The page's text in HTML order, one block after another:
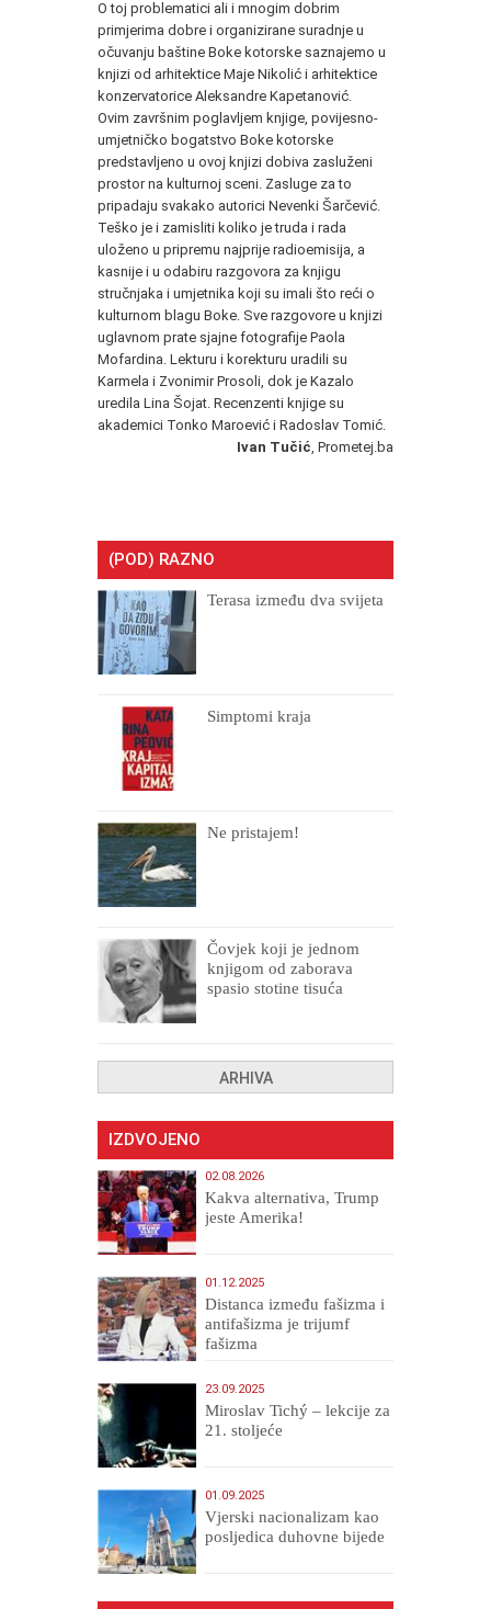
O toj problematici ali i mnogim dobrim
primjerima dobre i organizirane suradnje u
očuvanju baštine Boke kotorske saznajemo u
knjizi od arhitektice Maje Nikolić i arhitektice
konzervatorice Aleksandre Kapetanović.
Ovim završnim poglavljem knjige, povijesno-
umjetničko bogatstvo Boke kotorske
predstavljeno u ovoj knjizi dobiva zasluženi
prostor na kulturnoj sceni. Zasluge za to
pripadaju svakako autorici Nevenki Šarčević.
Teško je i zamisliti koliko je truda i rada
uloženo u pripremu najprije radioemisija, a
kasnije i u odabiru razgovora za knjigu
stručnjaka i umjetnika koji su imali što reći o
kulturnom blagu Boke. Sve razgovore u knjizi
uglavnom prate sjajne fotografije Paola
Mofardina. Lekturu i korekturu uradili su
Karmela i Zvonimir Prosoli, dok je Kazalo
uredila Lina Šojat. Recenzenti knjige su
akademici Tonko Maroević i Radoslav Tomić.
Ivan Tučić, Prometej.ba
(POD) RAZNO
Terasa između dva svijeta
Simptomi kraja
Ne pristajem!
Čovjek koji je jednom
knjigom od zaborava
spasio stotine tisuća
ARHIVA
IZDVOJENO
02.08.2026
Kakva alternativa, Trump
jeste Amerika!
01.12.2025
Distanca između fašizma i
antifašizma je trijumf
fašizma
23.09.2025
Miroslav Tichý – lekcije za
21. stoljeće
01.09.2025
​Vjerski nacionalizam kao
posljedica duhovne bijede